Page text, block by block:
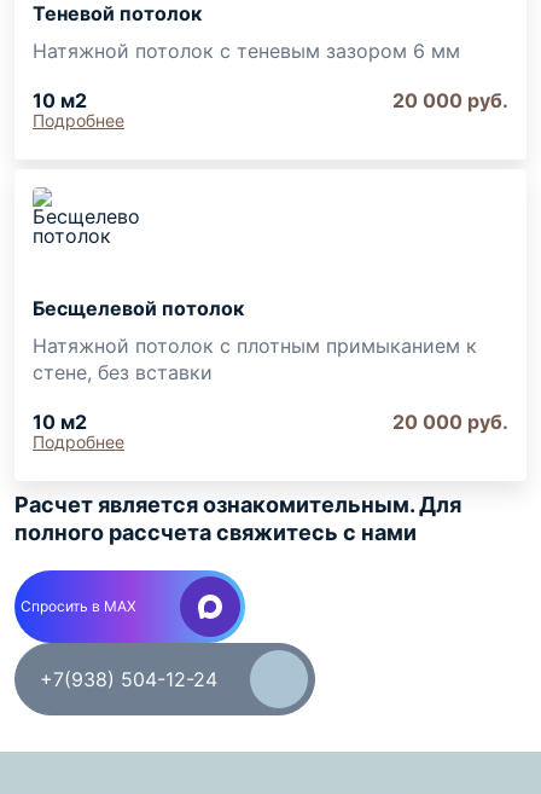
Теневой потолок
Натяжной потолок с теневым зазором 6 мм
10 м2 20 000 руб.
Подробнее
Бесщелевой потолок
Натяжной потолок с плотным примыканием к
стене, без вставки
10 м2 20 000 руб.
Подробнее
Расчет является ознакомительным. Для
полного рассчета свяжитесь с нами
Спросить в MAX
+7(938) 504-12-24